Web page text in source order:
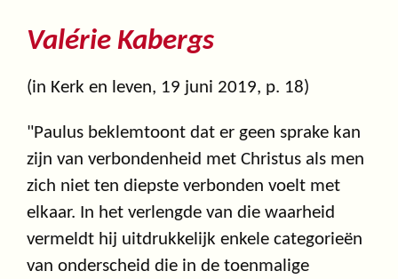
Valérie Kabergs
(in Kerk en leven, 19 juni 2019, p. 18)
"Paulus beklemtoont dat er geen sprake kan
zijn van verbondenheid met Christus als men
zich niet ten diepste verbonden voelt met
elkaar. In het verlengde van die waarheid
vermeldt hij uitdrukkelijk enkele categorieën
van onderscheid die in de toenmalige